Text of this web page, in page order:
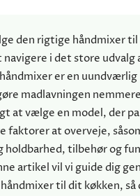
den rigtige håndmixer til
i det store udvalg
er en uundværlig
madlavningen
at vælge en model, der
faktorer at overveje,
holdbarhed, tilbehør og
artikel vil vi guide dig
til dit køkken,